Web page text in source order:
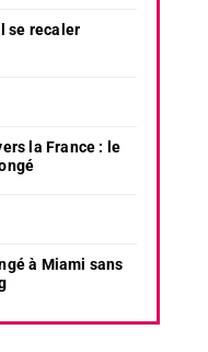
se recaler
la France : le
à Miami sans